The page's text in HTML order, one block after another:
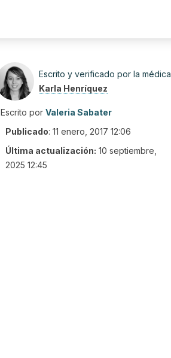
Escrito y verificado por la médica
Karla Henríquez
Escrito por Valeria Sabater
Publicado: 11 enero, 2017 12:06
Última actualización: 10 septiembre,
2025 12:45